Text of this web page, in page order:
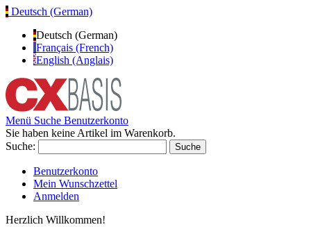
Deutsch (German)
Deutsch (German)
Français (French)
English (Anglais)
Menü Suche Benutzerkonto
Sie haben keine Artikel im Warenkorb.
Suche:
Suche
Benutzerkonto
Mein Wunschzettel
Anmelden
Herzlich Willkommen!